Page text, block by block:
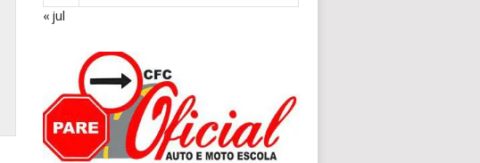
« jul